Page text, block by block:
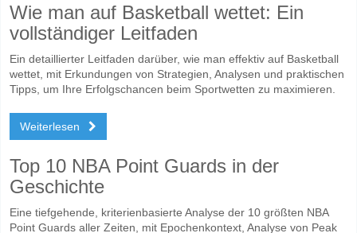
Wie man auf Basketball wettet: Ein
vollständiger Leitfaden
Ein detaillierter Leitfaden darüber, wie man effektiv auf Basketball
wettet, mit Erkundungen von Strategien, Analysen und praktischen
Tipps, um Ihre Erfolgschancen beim Sportwetten zu maximieren.
Weiterlesen
Top 10 NBA Point Guards in der
Geschichte
Eine tiefgehende, kriterienbasierte Analyse der 10 größten NBA
Point Guards aller Zeiten, mit Epochenkontext, Analyse von Peak